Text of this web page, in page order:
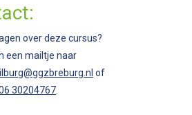
over deze cursus?
een mailtje naar
of
30204767